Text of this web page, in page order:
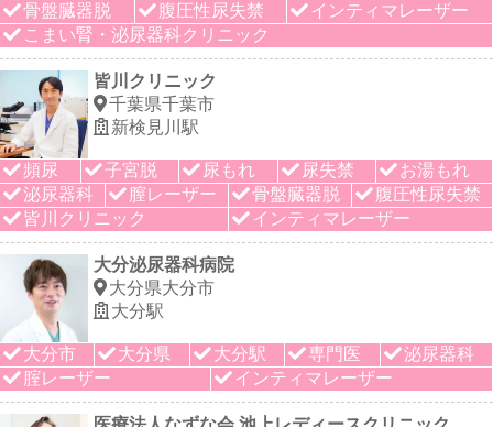
骨盤臓器脱
腹圧性尿失禁
インティマレーザー
こまい腎・泌尿器科クリニック
皆川クリニック
千葉県千葉市
新検見川駅
頻尿 子宮脱 尿もれ 尿失禁
お湯もれ
泌尿器科
膣レーザー 骨盤臓器脱
腹圧性尿失禁
皆川クリニック
インティマレーザー
大分泌尿器科病院
大分県大分市
大分駅
大分市 大分県 大分駅 専門医
泌尿器科
腟レーザー
インティマレーザー